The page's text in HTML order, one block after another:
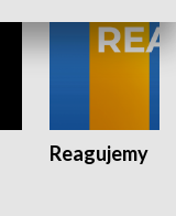
Reagujemy